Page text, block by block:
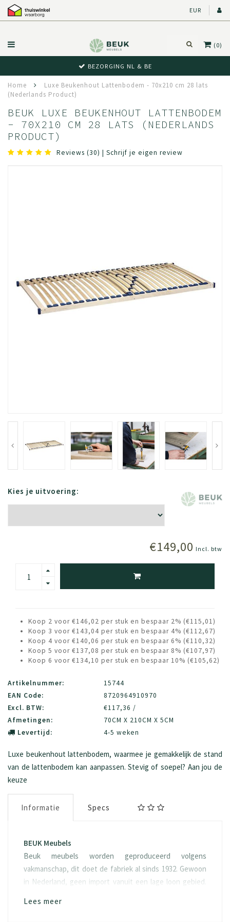
EUR
(0)
BEZORGING NL & BE
Home
Luxe Beukenhout Lattenbodem - 70x210 cm 28 lats
(Nederlands Product)
BEUK LUXE BEUKENHOUT LATTENBODEM
- 70X210 CM 28 LATS (NEDERLANDS
PRODUCT)
Reviews (30) | Schrijf je eigen review
Kies je uitvoering:
€149,00 Incl. btw
Koop 2 voor €146,02 per stuk en bespaar 2% (€115,01)
Koop 3 voor €143,04 per stuk en bespaar 4% (€112,67)
Koop 4 voor €140,06 per stuk en bespaar 6% (€110,32)
Koop 5 voor €137,08 per stuk en bespaar 8% (€107,97)
Koop 6 voor €134,10 per stuk en bespaar 10% (€105,62)
Artikelnummer:
15744
EAN Code:
8720964910970
Excl. BTW:
€117,36 /
Afmetingen:
70CM X 210CM X 5CM
Levertijd:
4-5 weken
Luxe beukenhout lattenbodem, waarmee je gemakkelijk de stand
van de lattenbodem kan aanpassen. Stevig of soepel? Aan jou de
keuze
Informatie Specs
BEUK Meubels
Beuk meubels worden geproduceerd volgens
vakmanschap, dit doet de fabriek al sinds 1932. Gewoon
in Nederland, geen import vanuit een lage loon gebied.
Lees meer